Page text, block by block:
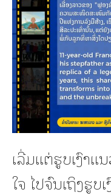
ເລີ່ມແຕ່ຮູບເງົາ
ໃຈ ໄປຈົນເຖິງຮູບ